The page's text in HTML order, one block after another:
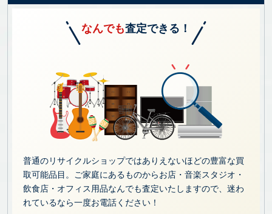
なんでも査定できる！
普通のリサイクルショップではありえないほどの豊富な買
取可能品目。ご家庭にあるものからお店・音楽スタジオ・
飲食店・オフィス用品なんでも査定いたしますので、迷わ
れているなら一度お電話ください！